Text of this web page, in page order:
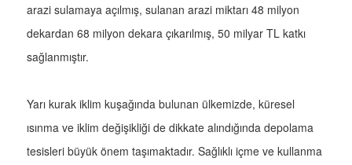
arazi sulamaya açılmış, sulanan arazi miktarı 48 milyon
dekardan 68 milyon dekara çıkarılmış, 50 milyar TL katkı
sağlanmıştır.
Yarı kurak iklim kuşağında bulunan ülkemizde, küresel
ısınma ve iklim değişikliği de dikkate alındığında depolama
tesisleri büyük önem taşımaktadır. Sağlıklı içme ve kullanma